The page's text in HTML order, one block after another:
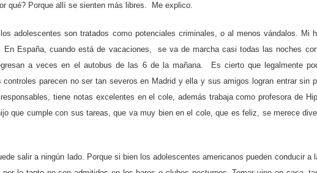
qué? Porque allí se sienten más libres. Me explico.
adolescentes son tratados como potenciales criminales, o al menos vándalos. Mi
España, cuando está de vacaciones, se va de marcha casi todas las noches
a veces en el autobus de las 6 de la mañana. Es cierto que legalmente
parecen no ser tan severos en Madrid y ella y sus amigos logran entrar sin
tiene notas excelentes en el cole, además trabaja como profesora de
que cumple con sus tareas, que va muy bien en el cole, que es feliz, se merece
salir a ningún lado. Porque si bien los adolescentes americanos pueden conducir a